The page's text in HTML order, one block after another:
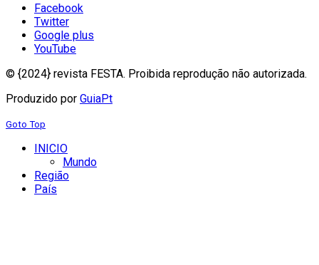
Facebook
Twitter
Google plus
YouTube
© {2024} revista FESTA. Proibida reprodução não autorizada.
Produzido por GuiaPt
Goto Top
INICIO
Mundo
Região
País